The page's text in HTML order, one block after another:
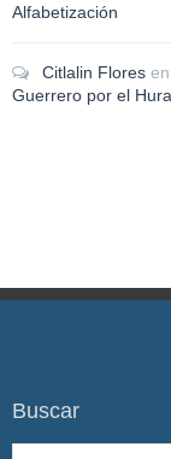
Alfabetización
Citlalin Flores en
Guerrero por el
Buscar